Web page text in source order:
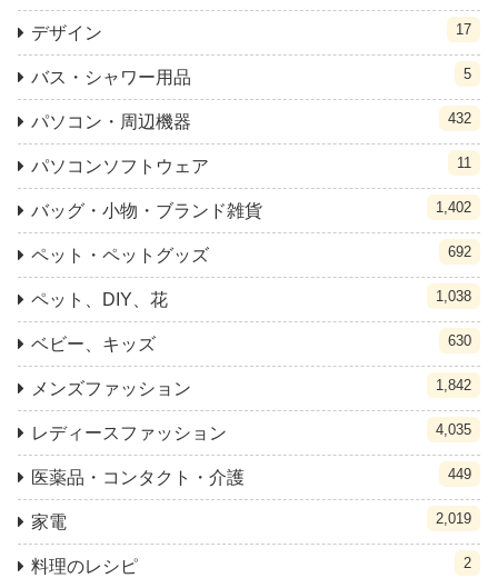
デザイン 17
バス・シャワー用品 5
パソコン・周辺機器 432
パソコンソフトウェア 11
バッグ・小物・ブランド雑貨 1,402
ペット・ペットグッズ 692
ペット、DIY、花 1,038
ベビー、キッズ 630
メンズファッション 1,842
レディースファッション 4,035
医薬品・コンタクト・介護 449
家電 2,019
料理のレシピ 2